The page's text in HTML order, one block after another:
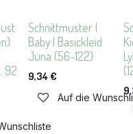
92
Schnittmuster |
Baby | Basickleid
Juna (56-122)
9,34€
Auf die